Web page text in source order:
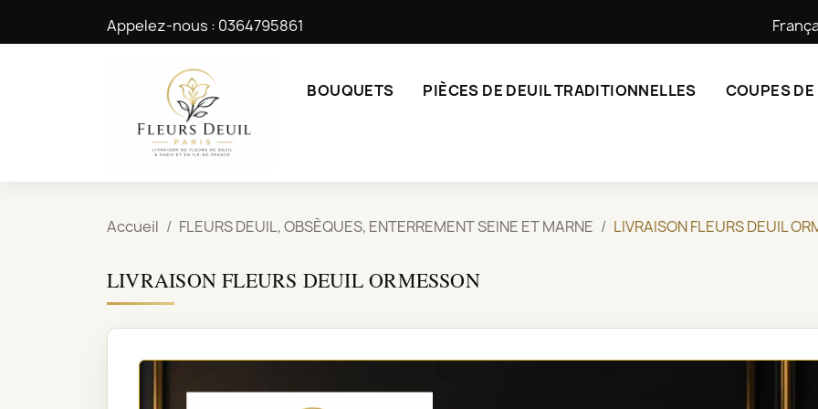
Appelez-nous : 0364795861
BOUQUETS PIÈCES DE DEUIL TRADITIONNELLES COUPES
Accueil FLEURS DEUIL, OBSÈQUES, ENTERREMENT SEINE ET MARNE LIVRAISON FLEURS DEUIL
LIVRAISON FLEURS DEUIL ORMESSON